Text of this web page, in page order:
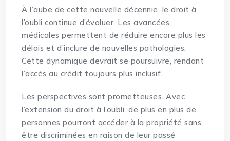
À l’aube de cette nouvelle décennie, le droit à
l’oubli continue d’évoluer. Les avancées
médicales permettent de réduire encore plus les
délais et d’inclure de nouvelles pathologies.
Cette dynamique devrait se poursuivre, rendant
l’accès au crédit toujours plus inclusif.
Les perspectives sont prometteuses. Avec
l’extension du droit à l’oubli, de plus en plus de
personnes pourront accéder à la propriété sans
être discriminées en raison de leur passé